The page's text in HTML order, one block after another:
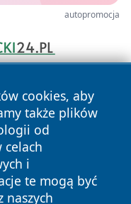
autopromocja
cookies, aby
także plików
od
celach
i
te mogą być
naszych
prawa